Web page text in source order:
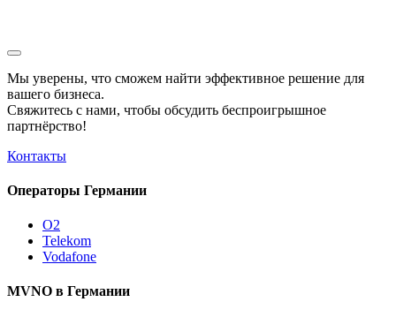
Мы уверены, что сможем найти эффективное решение для
вашего бизнеса.
Свяжитесь с нами, чтобы обсудить беспроигрышное
партнёрство!
Контакты
Операторы Германии
O2
Telekom
Vodafone
MVNO в Германии